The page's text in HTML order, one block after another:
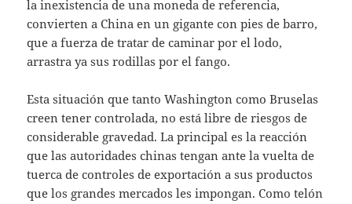
la inexistencia de una moneda de referencia,
convierten a China en un gigante con pies de barro,
que a fuerza de tratar de caminar por el lodo,
arrastra ya sus rodillas por el fango.
Esta situación que tanto Washington como Bruselas
creen tener controlada, no está libre de riesgos de
considerable gravedad. La principal es la reacción
que las autoridades chinas tengan ante la vuelta de
tuerca de controles de exportación a sus productos
que los grandes mercados les impongan. Como telón